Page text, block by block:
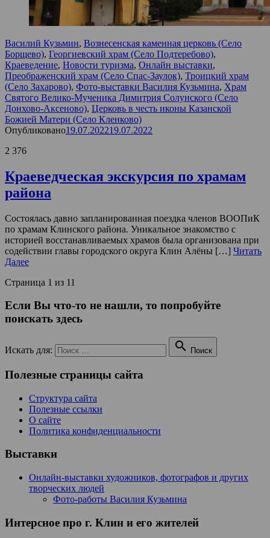
Василий Кузьмин, Вознесенская каменная церковь (Село
Борщево), Георгиевский храм (Село Подтеребово),
Краеведение, Новости туризма, Онлайн выставки,
Преображенский храм (Село Спас-Заулок), Троицкий храм
(Село Захарово), Фото-выставки Василия Кузьмина, Храм
Святого Велико-Мученика Димитрия Солунского (Село
Донхово-Аксеново), Церковь в честь иконы Казанской
Божией Матери (Село Кленково)
Опубликовано19.07.202219.07.2022
2 376
Краеведческая экскурсия по храмам
района
Состоялась давно запланированная поездка членов ВООПиК
по храмам Клинского района. Уникальное знакомство с
историей восстанавливаемых храмов была организована при
содействии главы городского округа Клин Алёны […] Читать
Далее
Страница 1 из 11
Если Вы что-то не нашли, то попробуйте
поискать здесь
Искать для:  Поиск
Полезные страницы сайта
Структура сайта
Полезные ссылки
О сайте
Политика конфиденциальности
Выставки
Онлайн-выставки художников, фотографов и других
творческих людей
Фото-работы Василия Кузьмина
Интерсное про г. Клин и его жителей